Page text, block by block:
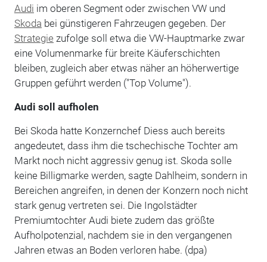
Audi im oberen Segment oder zwischen VW und
Skoda bei günstigeren Fahrzeugen gegeben. Der
Strategie zufolge soll etwa die VW-Hauptmarke zwar
eine Volumenmarke für breite Käuferschichten
bleiben, zugleich aber etwas näher an höherwertige
Gruppen geführt werden ("Top Volume").
Audi soll aufholen
Bei Skoda hatte Konzernchef Diess auch bereits
angedeutet, dass ihm die tschechische Tochter am
Markt noch nicht aggressiv genug ist. Skoda solle
keine Billigmarke werden, sagte Dahlheim, sondern in
Bereichen angreifen, in denen der Konzern noch nicht
stark genug vertreten sei. Die Ingolstädter
Premiumtochter Audi biete zudem das größte
Aufholpotenzial, nachdem sie in den vergangenen
Jahren etwas an Boden verloren habe. (dpa)